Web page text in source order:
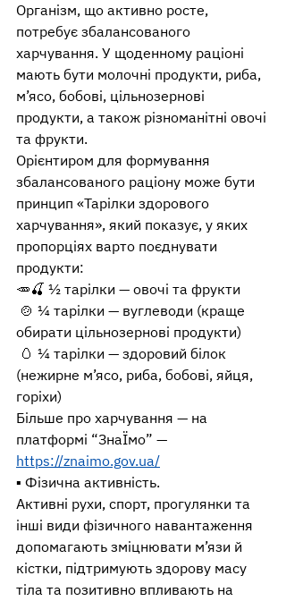
Організм, що активно росте,
потребує збалансованого
харчування. У щоденному раціоні
мають бути молочні продукти, риба,
м’ясо, бобові, цільнозернові
продукти, а також різноманітні овочі
та фрукти.
Орієнтиром для формування
збалансованого раціону може бути
принцип «Тарілки здорового
харчування», який показує, у яких
пропорціях варто поєднувати
продукти:
🥕🍒 ½ тарілки — овочі та фрукти
обирати цільнозернові продукти)
(нежирне м’ясо, риба, бобові, яйця,
горіхи)
Більше про харчування — на
платформі “ЗнаЇмо” —
https://znaimo.gov.ua/
▪️ Фізична активність.
Активні рухи, спорт, прогулянки та
інші види фізичного навантаження
допомагають зміцнювати м’язи й
кістки, підтримують здорову масу
тіла та позитивно впливають на